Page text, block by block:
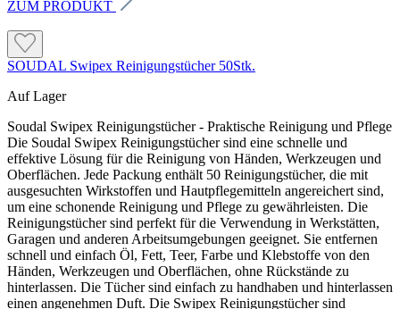
ZUM PRODUKT
SOUDAL Swipex Reinigungstücher 50Stk.
Auf Lager
Soudal Swipex Reinigungstücher - Praktische Reinigung und Pflege
Die Soudal Swipex Reinigungstücher sind eine schnelle und
effektive Lösung für die Reinigung von Händen, Werkzeugen und
Oberflächen. Jede Packung enthält 50 Reinigungstücher, die mit
ausgesuchten Wirkstoffen und Hautpflegemitteln angereichert sind,
um eine schonende Reinigung und Pflege zu gewährleisten. Die
Reinigungstücher sind perfekt für die Verwendung in Werkstätten,
Garagen und anderen Arbeitsumgebungen geeignet. Sie entfernen
schnell und einfach Öl, Fett, Teer, Farbe und Klebstoffe von den
Händen, Werkzeugen und Oberflächen, ohne Rückstände zu
hinterlassen. Die Tücher sind einfach zu handhaben und hinterlassen
einen angenehmen Duft. Die Swipex Reinigungstücher sind